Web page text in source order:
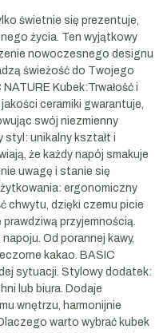
świetnie się prezentuje,
życia. Ten wyjątkowy
nowoczesnego designu
świeżość do Twojego
Kubek:Trwałość i
ceramiki gwarantuje,
swój niezmienny
styl: unikalny kształt i
że każdy napój smakuje
uwagę i stanie się
ergonomiczny
chwytu, dzięki czemu picie
przyjemnością.
Od porannej kawy,
kakao. BASIC
sytuacji. Stylowy dodatek:
lub biura. Dodaje
wnętrzu, harmonijnie
warto wybrać kubek